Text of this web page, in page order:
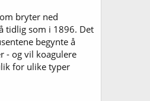
bryter ned
tidlig som i 1896. Det
begynte å
- og vil koagulere
for ulike typer